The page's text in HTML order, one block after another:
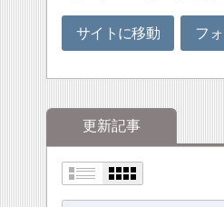
サイトに移動 フ
更新記事